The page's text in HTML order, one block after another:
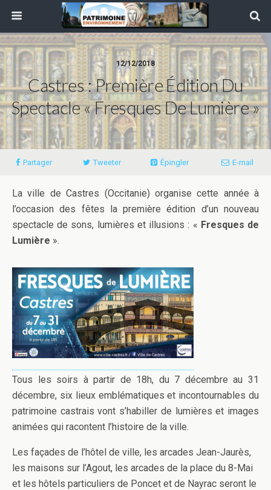
12/12/2018
Castres : Première Édition Du
Spectacle « Fresques De Lumière »
Partager Tweeter Épingler E-mail
La ville de Castres (Occitanie) organise cette année à
l’occasion des fêtes la première édition d’un nouveau
spectacle de sons, lumières et illusions : « Fresques de
Lumière ».
Tous les soirs à partir de 18h, du 7 décembre au 31
décembre, six lieux emblématiques et incontournables du
patrimoine castrais vont s’habiller de lumières et images
animées qui racontent l’histoire de la ville.
Les façades de l’hôtel de ville, les arcades Jean-Jaurès,
les maisons sur l’Agout, les arcades de la place du 8-Mai
et les hôtels particuliers de Poncet et de Nayrac seront le